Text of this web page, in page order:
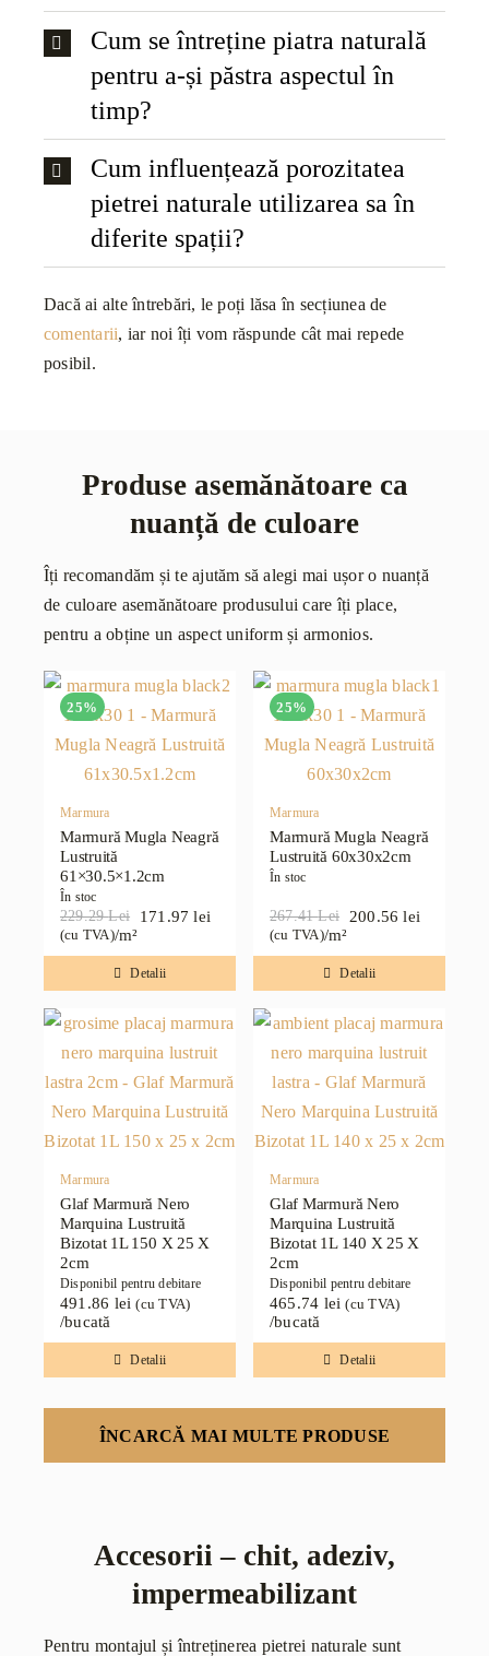
Cum se întreține piatra naturală
pentru a-și păstra aspectul în
timp?
Cum influențează porozitatea
pietrei naturale utilizarea sa în
diferite spații?
Dacă ai alte întrebări, le poți lăsa în secțiunea de
comentarii, iar noi îți vom răspunde cât mai repede
posibil.
Produse asemănătoare ca
nuanță de culoare
Îți recomandăm și te ajutăm să alegi mai ușor o nuanță
de culoare asemănătoare produsului care îți place,
pentru a obține un aspect uniform și armonios.
25%
Marmura
Marmură Mugla Neagră
Lustruită
61×30.5×1.2cm
În stoc
229.29Lei
Prețul
fost:
229.29 lei.
171.97lei
Prețul
171.97 lei.
(cu TVA)/m²
Detalii
25%
Marmura
Marmură Mugla Neagră
Lustruită 60x30x2cm
În stoc
267.41Lei
Prețul
fost:
267.41 lei.
200.56lei
Prețul
200.56 lei.
(cu TVA)/m²
Detalii
Marmura
Glaf Marmură Nero
Marquina Lustruită
Bizotat 1L 150 X 25 X
2cm
Disponibil pentru debitare
491.86 lei (cu TVA)
/bucată
Detalii
Marmura
Glaf Marmură Nero
Marquina Lustruită
Bizotat 1L 140 X 25 X
2cm
Disponibil pentru debitare
465.74 lei (cu TVA)
/bucată
Detalii
ÎNCARCĂ MAI MULTE PRODUSE
Accesorii – chit, adeziv,
impermeabilizant
Pentru montajul și întreținerea pietrei naturale sunt